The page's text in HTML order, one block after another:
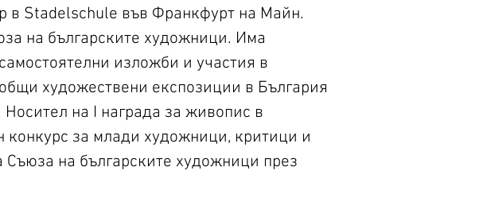
в Stadelschule във Франкфурт на Майн.
на българските художници. Има
изложби и участия в
художествени експозиции в България
Носител на I награда за живопис в
конкурс за млади художници, критици и
Съюза на българските художници през